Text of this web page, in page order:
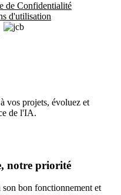
de Confidentialité
d'utilisation
vos projets, évoluez et
de l'IA.
notre priorité
son bon fonctionnement et